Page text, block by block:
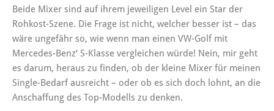
Beide Mixer sind auf ihrem jeweiligen Level ein Star der
Rohkost-Szene. Die Frage ist nicht, welcher besser ist – das
wäre ungefähr so, wie wenn man einen VW-Golf mit
Mercedes-Benz‘ S-Klasse vergleichen würde! Nein, mir geht
es darum, heraus zu finden, ob der kleine Mixer für meinen
Single-Bedarf ausreicht – oder ob es sich doch lohnt, an die
Anschaffung des Top-Modells zu denken.